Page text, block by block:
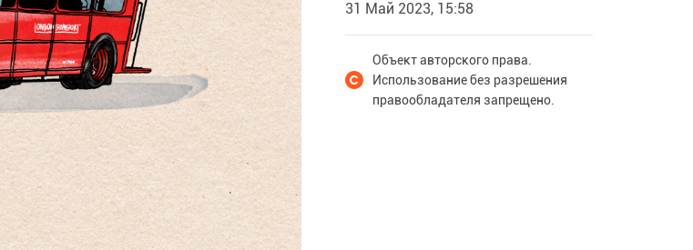
31 Май 2023, 15:58
Объект авторского права.
Использование без разрешения
правообладателя запрещено.